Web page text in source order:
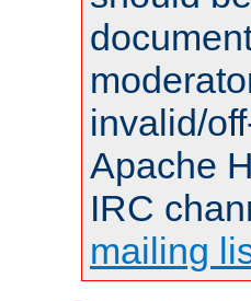
invalid/
Apache
IRC
mailing